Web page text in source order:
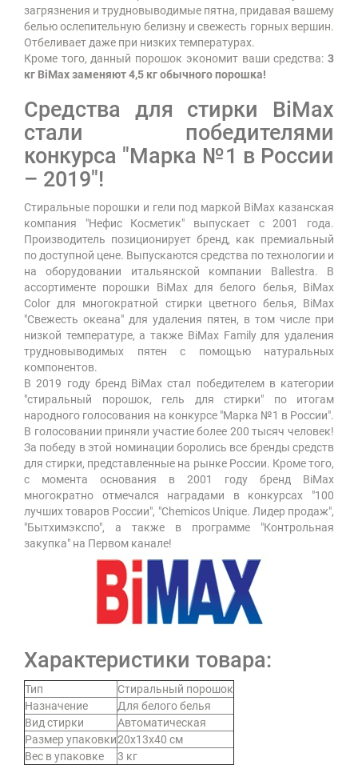
загрязнения и трудновыводимые пятна, придавая вашему
белью ослепительную белизну и свежесть горных вершин.
Отбеливает даже при низких температурах.
Кроме того, данный порошок экономит ваши средства: 3
кг BiMax заменяют 4,5 кг обычного порошка!
Средства для стирки BiMax
стали победителями
конкурса "Марка №1 в России
– 2019"!
Стиральные порошки и гели под маркой BiMax казанская
компания "Нефис Косметик" выпускает с 2001 года.
Производитель позиционирует бренд, как премиальный
по доступной цене. Выпускаются средства по технологии и
на оборудовании итальянской компании Ballestra. В
ассортименте порошки BiMax для белого белья, BiMax
Color для многократной стирки цветного белья, BiMax
"Свежесть океана" для удаления пятен, в том числе при
низкой температуре, а также BiMax Family для удаления
трудновыводимых пятен с помощью натуральных
компонентов.
В 2019 году бренд BiMax стал победителем в категории
"стиральный порошок, гель для стирки" по итогам
народного голосования на конкурсе "Марка №1 в России".
В голосовании приняли участие более 200 тысяч человек!
За победу в этой номинации боролись все бренды средств
для стирки, представленные на рынке России. Кроме того,
с момента основания в 2001 году бренд BiMax
многократно отмечался наградами в конкурсах "100
лучших товаров России", "Chemicos Unique. Лидер продаж",
"Бытхимэкспо", а также в программе "Контрольная
закупка" на Первом канале!
Характеристики товара:
Тип
Стиральный порошок
Назначение
Для белого белья
Вид стирки
Автоматическая
Размер упаковки20х13х40 см
Вес в упаковке
3 кг